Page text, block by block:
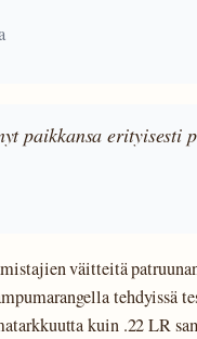
paikkansa
väitteitä
tehdyissä
kuin .22 LR